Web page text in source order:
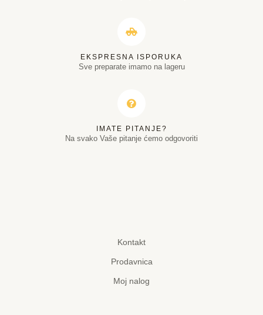
EKSPRESNA ISPORUKA
Sve preparate imamo na lageru
IMATE PITANJE?
Na svako Vaše pitanje ćemo odgovoriti
Kontakt
Prodavnica
Moj nalog